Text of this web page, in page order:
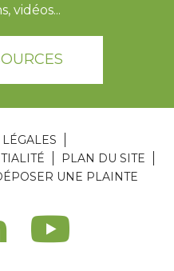
vidéos...
PLAN DU SITE
UNE PLAINTE